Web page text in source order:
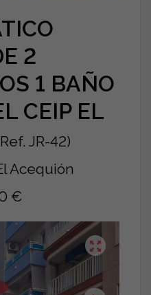
2
1 BAÑO
CEIP EL
JR-42)
Acequión
€